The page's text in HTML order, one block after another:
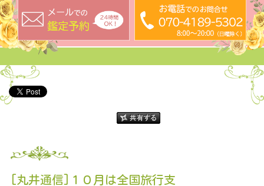
[丸井通信]１０月は全国旅行支